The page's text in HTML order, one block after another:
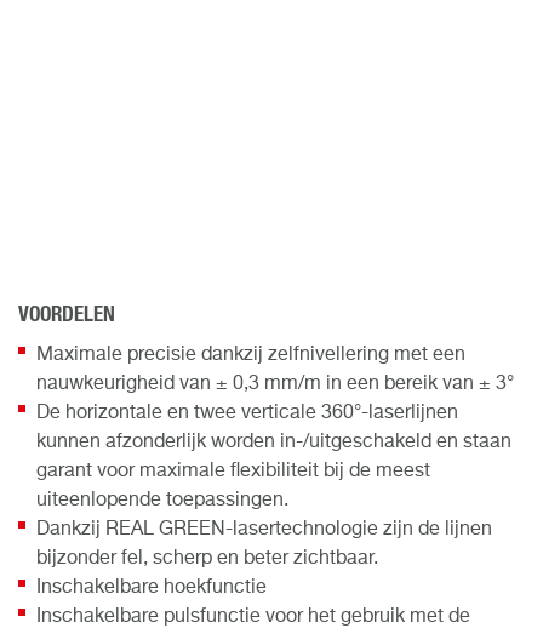
VOORDELEN
Maximale precisie dankzij zelfnivellering met een
nauwkeurigheid van ± 0,3 mm/m in een bereik van ± 3°
De horizontale en twee verticale 360°-laserlijnen
kunnen afzonderlijk worden in-/uitgeschakeld en staan
garant voor maximale flexibiliteit bij de meest
uiteenlopende toepassingen.
Dankzij REAL GREEN-lasertechnologie zijn de lijnen
bijzonder fel, scherp en beter zichtbaar.
Inschakelbare hoekfunctie
Inschakelbare pulsfunctie voor het gebruik met de